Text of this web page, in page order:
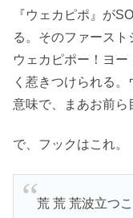
『ウェカピポ』が
る。そのファースト
ウェカピポー！ヨ
く惹きつけられる
意味で、まあお前ら
で、フックはこれ。
荒 荒 荒波立つ